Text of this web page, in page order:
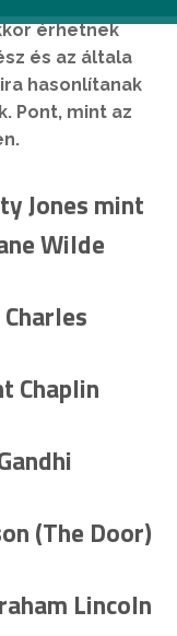
érhetnek
és az általa
hasonlítanak
Pont, mint az
Jones mint
Wilde
Chaplin
(The Door)
Lincoln